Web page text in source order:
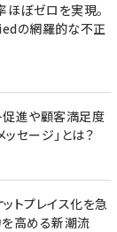
ぼゼロを実現。
の網羅的な不正
促進や顧客満足度
セージ」とは？
トプレイス化を急
高める新潮流